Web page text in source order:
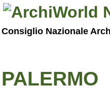
Consiglio Nazionale
PALERMO